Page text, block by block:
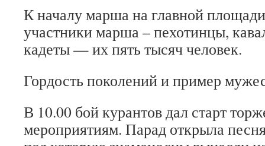
К началу марша на главной
участники марша – пехотинцы,
кадеты — их пять тысяч человек.
Гордость поколений и пример
В 10.00 бой курантов дал старт
мероприятиям. Парад открыла